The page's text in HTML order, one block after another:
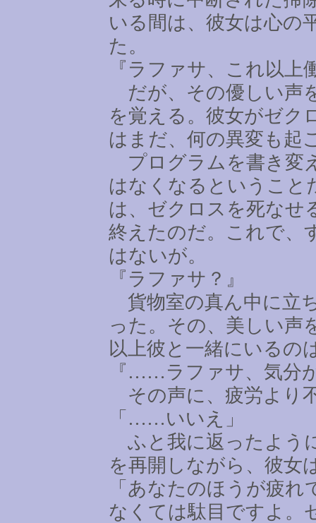
いる間は、彼女は心の
た。
『ラファサ、これ以
だが、その優しい声
を覚える。彼女がゼク
はまだ、何の異変も起
プログラムを書き変
はなくなるということ
は、ゼクロスを死なせ
終えたのだ。これで、
はないが。
『ラファサ？』
貨物室の真ん中に立
った。その、美しい声
以上彼と一緒にいるの
『 …… ラファサ、気分
その声に、疲労より
「 ……いいえ」
ふと我に返ったよう
を再開しながら、彼女
「あなたのほうが疲
なくては駄目ですよ。